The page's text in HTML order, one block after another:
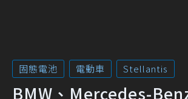
固態電池 電動車 Stellantis
BMW、Mercedes-